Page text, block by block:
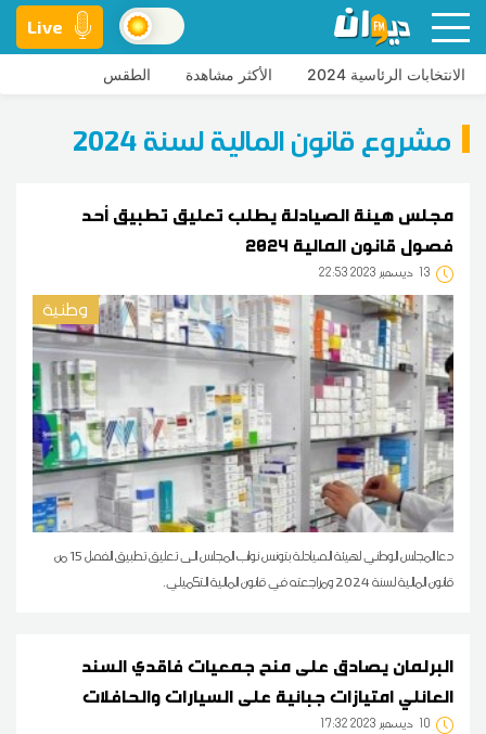
Live
الانتخابات الرئاسية 2024 الأكثر مشاهدة الطقس
مشروع قانون المالية لسنة 2024
مجلس هيئة الصيادلة يطلب تعليق تطبيق أحد
فصول قانون المالية 2024
13 22:53 2023 ديسمبر
وطنية
دعا المجلس الوطني لهيئة الصيادلة بتونس نواب المجلس الى تعليق تطبيق الفصل 15 من
قانون المالية لسنة 2024 ومراجعته في قانون المالية التكميلي.
البرلمان يصادق على منح جمعيات فاقدي السند
العائلي امتيازات جبائية على السيارات والحافلات
10 17:32 2023 ديسمبر